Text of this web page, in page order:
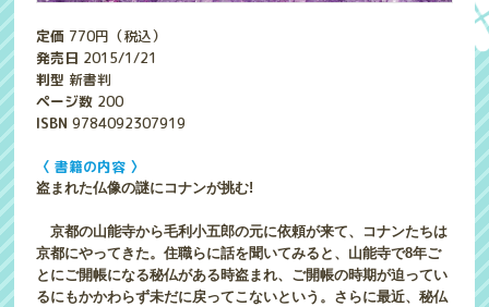
定価 770円（税込）
発売日 2015/1/21
判型 新書判
ページ数 200
ISBN9784092307919
〈 書籍の内容 〉
盗まれた仏像の謎にコナンが挑む!
京都の山能寺から毛利小五郎の元に依頼が来て、コナンたちは
京都にやってきた。住職らに話を聞いてみると、山能寺で8年ご
とにご開帳になる秘仏がある時盗まれ、ご開帳の時期が迫ってい
るにもかかわらず未だに戻ってこないという。さらに最近、秘仏